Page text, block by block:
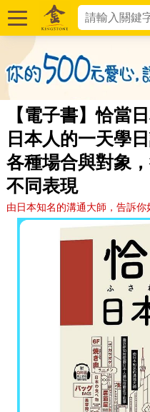
【電子書】恰當
日本人的一天學
各種場合與對象
不同表現
由日本知名的溝通大師，告訴你